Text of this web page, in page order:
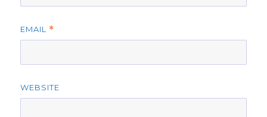
EMAIL *
WEBSITE